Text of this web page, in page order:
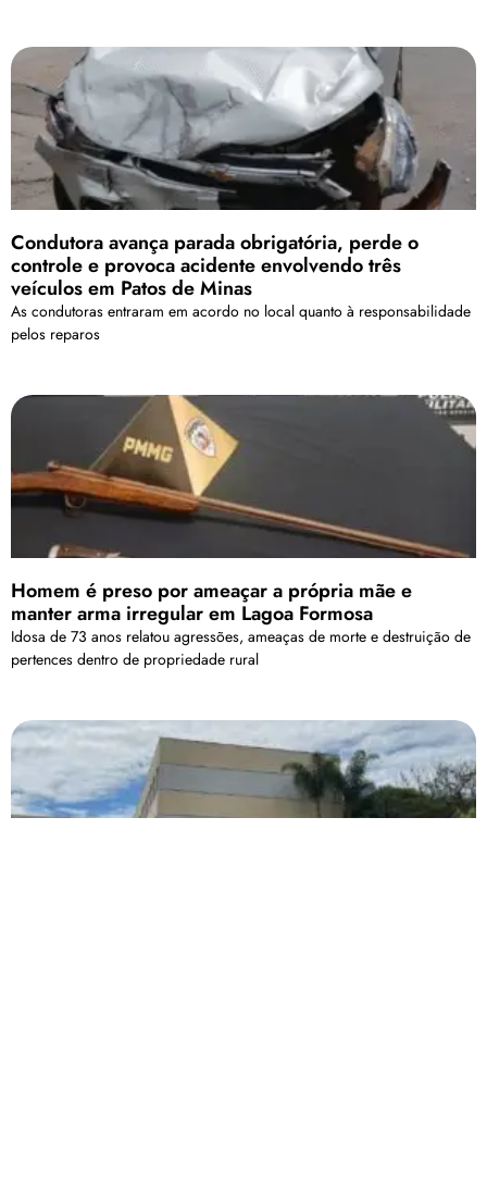
Condutora avança parada obrigatória, perde o
controle e provoca acidente envolvendo três
veículos em Patos de Minas
As condutoras entraram em acordo no local quanto à responsabilidade
pelos reparos
Homem é preso por ameaçar a própria mãe e
manter arma irregular em Lagoa Formosa
Idosa de 73 anos relatou agressões, ameaças de morte e destruição de
pertences dentro de propriedade rural